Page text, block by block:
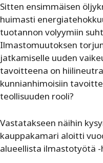
Sitten ensimmäisen
huimasti
tuotannon volyymiin
Ilmastomuutoksen
jatkamiselle uuden
tavoitteena on
kunnianhimoisiin
teollisuuden rooli?
Vastatakseen näihin
kauppakamari aloitti
alueellista ilmastotyötä -